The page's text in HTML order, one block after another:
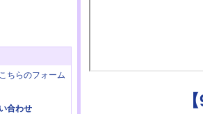
こちらのフォーム
合わせ